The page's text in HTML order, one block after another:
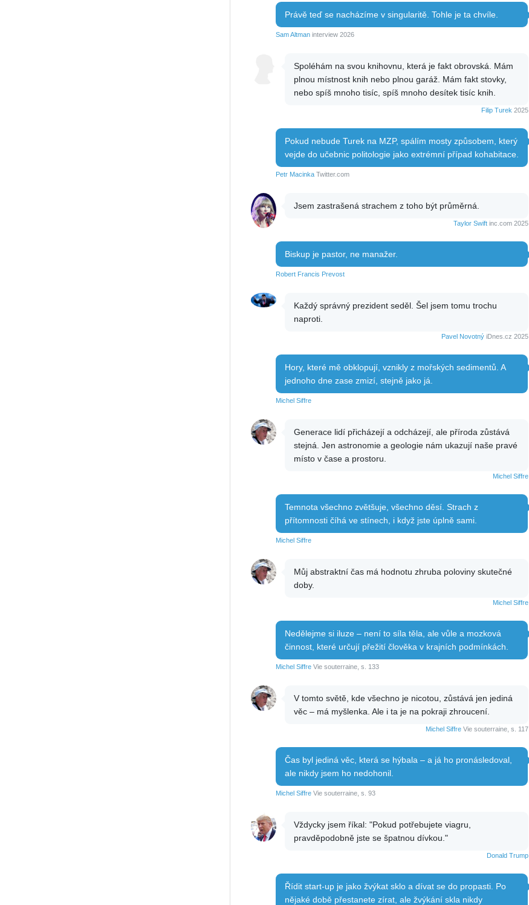
Právě teď se nacházíme v singularitě. Tohle je ta chvíle.
Sam Altmaninterview 2026
Spoléhám na svou knihovnu, která je fakt obrovská. Mám
plnou místnost knih nebo plnou garáž. Mám fakt stovky,
nebo spíš mnoho tisíc, spíš mnoho desítek tisíc knih.
Filip Turek 2025
Pokud nebude Turek na MZP, spálím mosty způsobem, který
vejde do učebnic politologie jako extrémní případ kohabitace.
Petr MacinkaTwitter.com
Jsem zastrašená strachem z toho být průměrná.
Taylor Swiftinc.com 2025
Biskup je pastor, ne manažer.
Robert Francis Prevost
Každý správný prezident seděl. Šel jsem tomu trochu
naproti.
Pavel NovotnýiDnes.cz 2025
Hory, které mě obklopují, vznikly z mořských sedimentů. A
jednoho dne zase zmizí, stejně jako já.
Michel Siffre
Generace lidí přicházejí a odcházejí, ale příroda zůstává
stejná. Jen astronomie a geologie nám ukazují naše pravé
místo v čase a prostoru.
Michel Siffre
Temnota všechno zvětšuje, všechno děsí. Strach z
přítomnosti číhá ve stínech, i když jste úplně sami.
Michel Siffre
Můj abstraktní čas má hodnotu zhruba poloviny skutečné
doby.
Michel Siffre
Nedělejme si iluze – není to síla těla, ale vůle a mozková
činnost, které určují přežití člověka v krajních podmínkách.
Michel SiffreVie souterraine, s. 133
V tomto světě, kde všechno je nicotou, zůstává jen jediná
věc – má myšlenka. Ale i ta je na pokraji zhroucení.
Michel SiffreVie souterraine, s. 117
Čas byl jediná věc, která se hýbala – a já ho pronásledoval,
ale nikdy jsem ho nedohonil.
Michel SiffreVie souterraine, s. 93
Vždycky jsem říkal: "Pokud potřebujete viagru,
pravděpodobně jste se špatnou dívkou."
Donald Trump
Řídit start-up je jako žvýkat sklo a dívat se do propasti. Po
nějaké době přestanete zírat, ale žvýkání skla nikdy